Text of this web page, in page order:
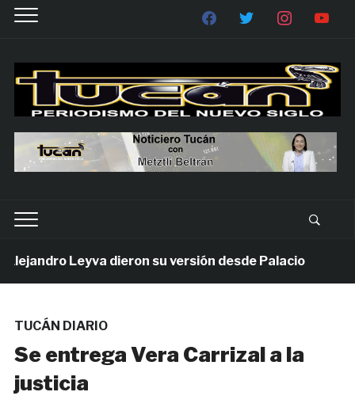
Leyva dieron su versión desde Palacio
TUCÁN DIARIO
Se entrega Vera Carrizal a la
justicia